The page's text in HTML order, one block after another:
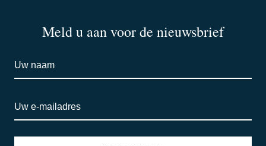
Meld u aan voor de nieuwsbrief